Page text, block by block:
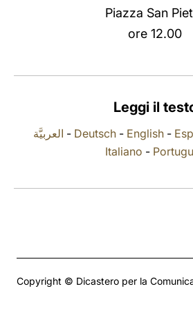
Piazza San
ore 12.00
Leggi il
العربيَّة - Deutsch- English-
Italiano -
Copyright © Dicastero per la